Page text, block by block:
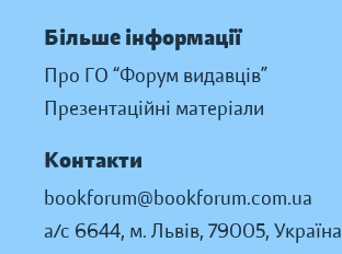
Більше інформації
Про ГО “Форум видавців”
Презентаційні матеріали
Контакти
bookforum@bookforum.com.ua
а/с 6644, м. Львів, 79005, Україна